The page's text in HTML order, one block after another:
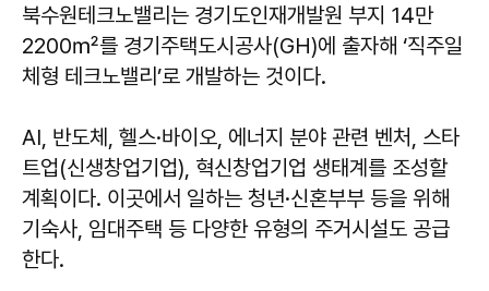
북수원테크노밸리는 경기도인재개발원 부지 14만
2200㎡를 경기주택도시공사(GH)에 출자해 ‘직주일
체형 테크노밸리’로 개발하는 것이다.
AI, 반도체, 헬스·바이오, 에너지 분야 관련 벤처, 스타
트업(신생창업기업), 혁신창업기업 생태계를 조성할
계획이다. 이곳에서 일하는 청년·신혼부부 등을 위해
기숙사, 임대주택 등 다양한 유형의 주거시설도 공급
한다.